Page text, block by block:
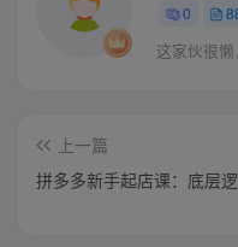
0
这家伙很
上一篇
拼多多新手起店课：底层